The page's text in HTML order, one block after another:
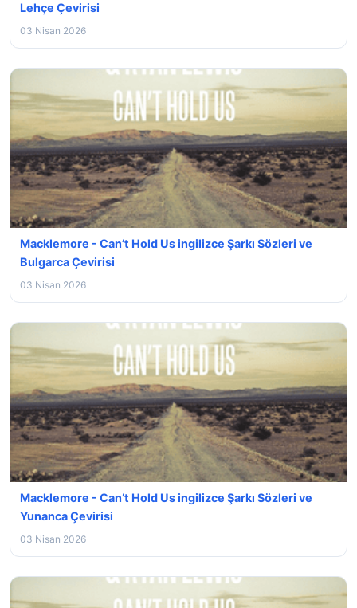
Lehçe Çevirisi
03 Nisan 2026
Macklemore - Can’t Hold Us ingilizce Şarkı Sözleri ve
Bulgarca Çevirisi
03 Nisan 2026
Macklemore - Can’t Hold Us ingilizce Şarkı Sözleri ve
Yunanca Çevirisi
03 Nisan 2026